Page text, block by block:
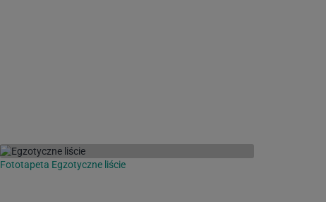
Fototapeta Egzotyczne liście